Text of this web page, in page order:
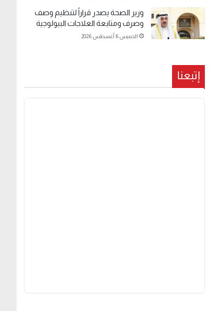
وزير الصحة يصدر قراراً لتنظيم وصف
وصرف ومتابعة العلاجات البيولوجية
الخميس 6 أغسطس 2026
إتبعنا